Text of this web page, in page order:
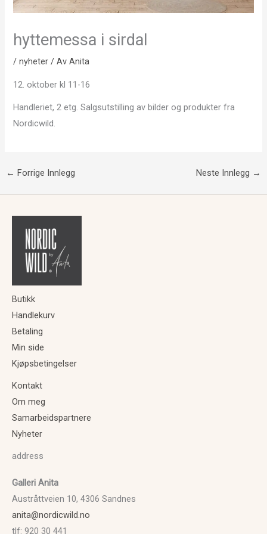
hyttemessa i sirdal
/nyheter / Av Anita
12. oktober kl 11-16
Handleriet, 2 etg. Salgsutstilling av bilder og produkter fra
Nordicwild.
← Forrige Innlegg Neste Innlegg →
Butikk
Handlekurv
Betaling
Min side
Kjøpsbetingelser
Kontakt
Om meg
Samarbeidspartnere
Nyheter
address
Galleri Anita
Austråttveien 10, 4306 Sandnes
anita@nordicwild.no
tlf: 920 30 441